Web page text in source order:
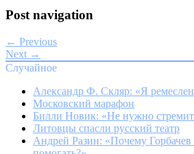
Post navigation
← Previous
Next →
Случайное
Александр Ф. Скляр: «Я
Московский марафон
Билли Новик: «Не нужно
Литовцы спасли русский театр
Андрей Разин: «Почему